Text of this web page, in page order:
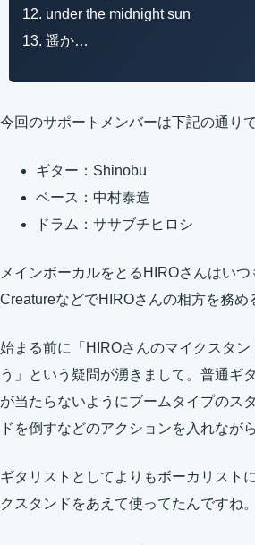
12. under the midnight sun
13. 遥か…
今回のサポートメンバーは下記の通りで
ギター：Shinobu
ベース：中村泰造
ドラム：ササブチヒロシ
メインボーカルをとるHIROさんはい
CreatureなどでHIROさんの相方を務め
始まる前に「HIROさんのマイクスタ
う」という疑問が湧きまして。普通ギ
が当たらないようにブームタイプのス
ドを倒すなどのアクションを入れなが
ギタリストとしてよりもボーカリスト
クスタンドをあえて使ってたんですね